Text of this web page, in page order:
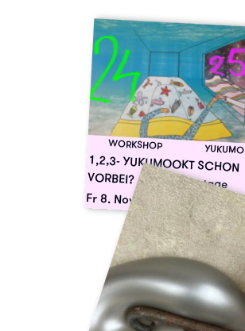
WORKSHOP YUKUMO
1,2,3- YUKUMOOKT SCHON
VORBEI? – Premierentage
Fr 8. Nov. '24